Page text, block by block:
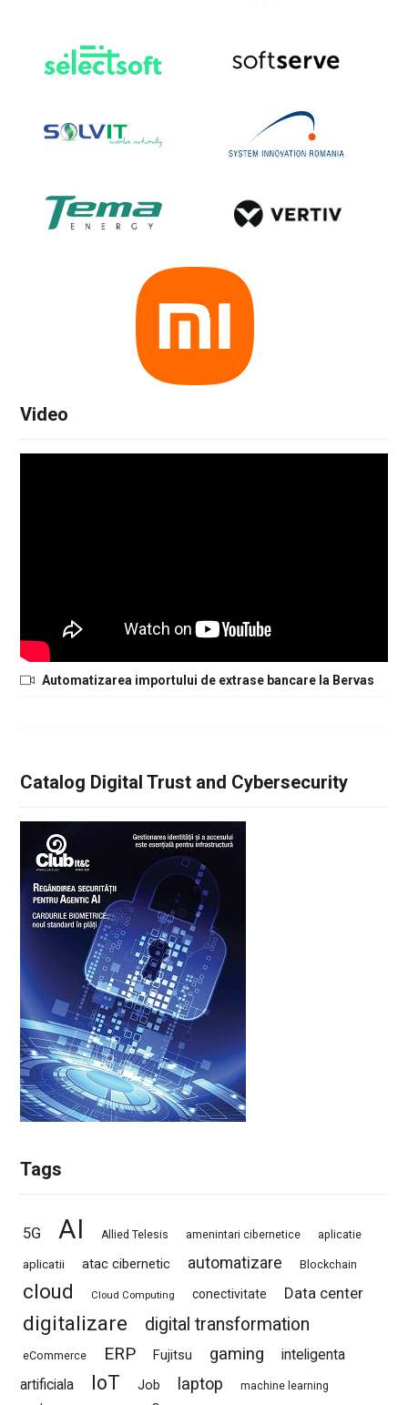
Video
Automatizarea importului de extrase bancare la Bervas
Catalog Digital Trust and Cybersecurity
Tags
5G AI Allied Telesis amenintari cibernetice aplicatie
aplicatii atac cibernetic automatizare Blockchain
cloud Cloud Computing conectivitate Data center
digitalizare digital transformation
eCommerce ERP Fujitsu gaming
inteligenta
artificiala
IoT Job laptop machine learning